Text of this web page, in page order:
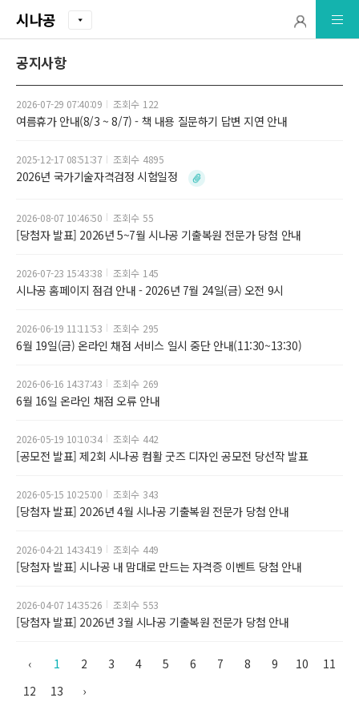
시나공
공지사항
여름휴가 안내(8/3 ~ 8/7) - 책 내용 질문하기 답변 지연 안내
2026-07-29 07:40:09 122
2026년 국가기술자격검정 시험일정
2025-12-17 08:51:37 4895
[당첨자 발표] 2026년 5~7월 시나공 기출복원 전문가 당첨 안내
2026-08-07 10:46:50 55
시나공 홈페이지 점검 안내 - 2026년 7월 24일(금) 오전 9시
2026-07-23 15:43:38 145
6월 19일(금) 온라인 채점 서비스 일시 중단 안내(11:30~13:30)
2026-06-19 11:11:53 295
6월 16일 온라인 채점 오류 안내
2026-06-16 14:37:43 269
[공모전 발표] 제2회 시나공 컴활 굿즈 디자인 공모전 당선작 발표
2026-05-19 10:10:34 442
[당첨자 발표] 2026년 4월 시나공 기출복원 전문가 당첨 안내
2026-05-15 10:25:00 343
[당첨자 발표] 시나공 내 맘대로 만드는 자격증 이벤트 당첨 안내
2026-04-21 14:34:19 449
[당첨자 발표] 2026년 3월 시나공 기출복원 전문가 당첨 안내
2026-04-07 14:35:26 553
‹ 1 2 3 4 5 6 7 8 9 10
11
12
13 ›